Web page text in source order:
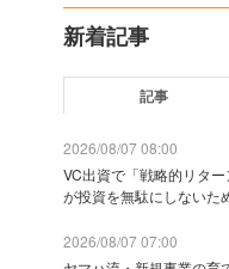
新着記事
記事
2026/08/07 08:00
VC出資で「戦略的リタ
が投資を無駄にしないた
2026/08/07 07:00